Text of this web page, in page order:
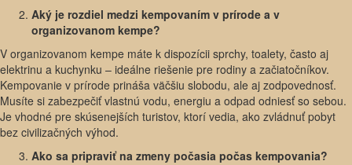
Aký je rozdiel medzi kempovaním v prírode a v
organizovanom kempe?
V organizovanom kempe máte k dispozícii sprchy, toalety, často aj
elektrinu a kuchynku – ideálne riešenie pre rodiny a začiatočníkov.
Kempovanie v prírode prináša väčšiu slobodu, ale aj zodpovednosť.
Musíte si zabezpečiť vlastnú vodu, energiu a odpad odniesť so sebou.
Je vhodné pre skúsenejších turistov, ktorí vedia, ako zvládnuť pobyt
bez civilizačných výhod.
Ako sa pripraviť na zmeny počasia počas kempovania?